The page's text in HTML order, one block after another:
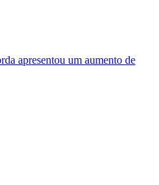
apresentou um aumento de